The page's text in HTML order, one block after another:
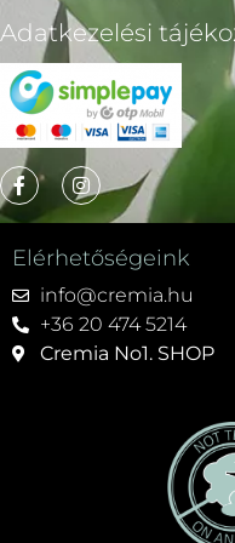
Adatkezelési
Elérhetőségeink
info@cremia.hu
+36 20 474 5214
Cremia No1. SHOP